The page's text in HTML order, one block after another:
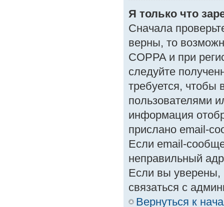
Я только что
Сначала
верны, то
COPPA и при
следуйте
требуется, чтобы
пользователями
информация
прислано email-
Если email-
неправильный
Если вы уверены,
связаться с
Вернуться к